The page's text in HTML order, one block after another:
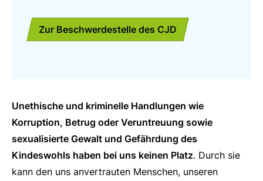
Zur Beschwerdestelle des CJD
Unethische und kriminelle Handlungen wie
Korruption, Betrug oder Veruntreuung sowie
sexualisierte Gewalt und Gefährdung des
Kindeswohls haben bei uns keinen Platz. Durch sie
kann den uns anvertrauten Menschen, unseren